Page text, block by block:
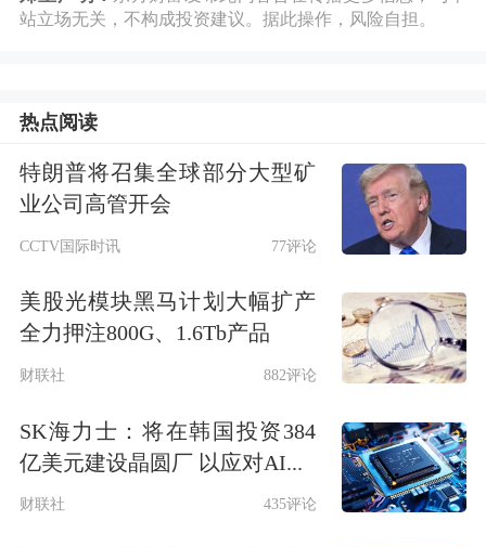
站立场无关，不构成投资建议。据此操作，风险自担。
热点阅读
特朗普将召集全球部分大型矿
业公司高管开会
CCTV国际时讯 77评论
美股光模块黑马计划大幅扩产
全力押注800G、1.6Tb产品
财联社 882评论
SK海力士：将在韩国投资384
亿美元建设晶圆厂 以应对AI...
财联社 435评论